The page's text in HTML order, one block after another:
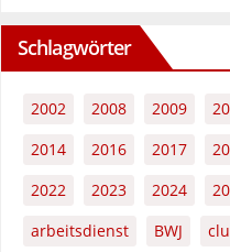
Schlagwörter
2002 2008 2009
2014
2016 2017
2022
2023 2024
arbeitsdienst
BWJ